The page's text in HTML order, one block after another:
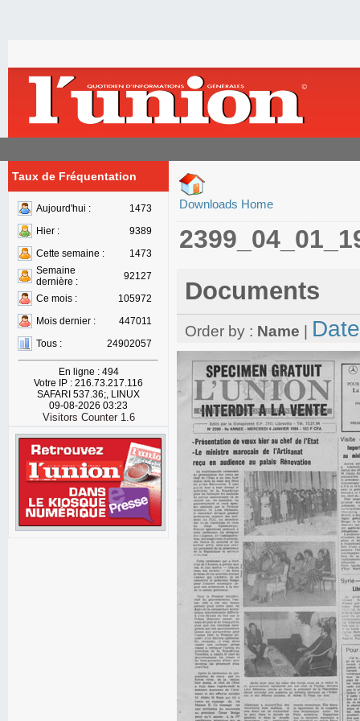
Taux de Fréquentation
Aujourd'hui :
1473
Hier :
9389
Cette semaine :
1473
Semaine
dernière :
92127
Ce mois :
105972
Mois dernier :
447011
Tous :
24902057
En ligne : 494
Votre IP : 216.73.217.116
SAFARI 537.36;, LINUX
09-08-2026 03:23
Visitors Counter 1.6
Downloads Home
Documents
Order by : Name Date